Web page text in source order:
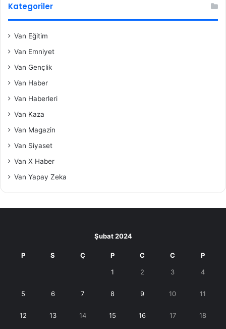
Kategoriler
Van Eğitim
Van Emniyet
Van Gençlik
Van Haber
Van Haberleri
Van Kaza
Van Magazin
Van Siyaset
Van X Haber
Van Yapay Zeka
Şubat 2024
P S Ç P C C P
1 2 3 4
5 6 7 8 9 10 11
12 13 14 15 16 17 18